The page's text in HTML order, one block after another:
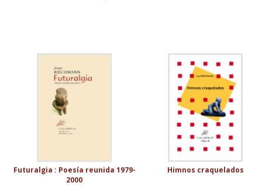
Futuralgia : Poesía reunida 1979-
2000
Himnos craquelados